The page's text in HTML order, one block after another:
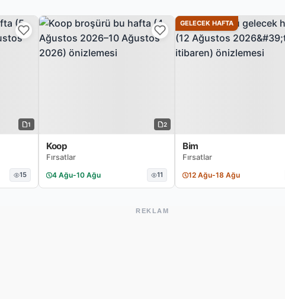
1
15
2
Koop
Fırsatlar
4 Ağu-10 Ağu 11
GELECEK HAFTA
Bim
Fırsatlar
12 Ağu-18 Ağu
REKLAM